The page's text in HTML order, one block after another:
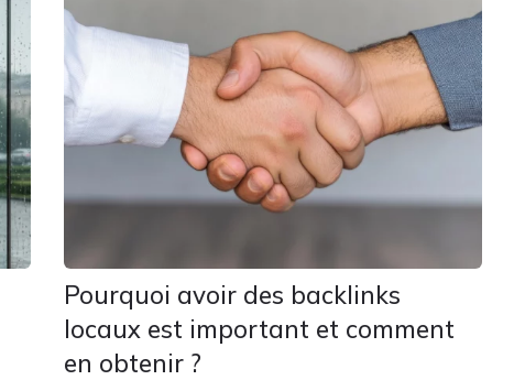
Pourquoi avoir des backlinks
locaux est important et comment
en obtenir ?